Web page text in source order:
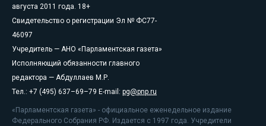
августа 2011 года. 18+
Свидетельство о регистрации Эл № ФС77-
46097
Учредитель — АНО «Парламентская газета»
Исполняющий обязанности главного
редактора — Абдуллаев М.Р.
Тел.: +7 (495) 637–69–79 E-mail: pg@pnp.ru
«Парламентская газета» - официальное еженедельное издание
Федерального Собрания РФ. Издается с 1997 года. Учредители